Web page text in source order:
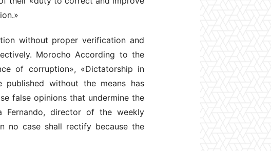
without proper verification and
Morocho According to the
of corruption», «Dictatorship in
published without the means has
false opinions that undermine the
Fernando, director of the weekly
no case shall rectify because the